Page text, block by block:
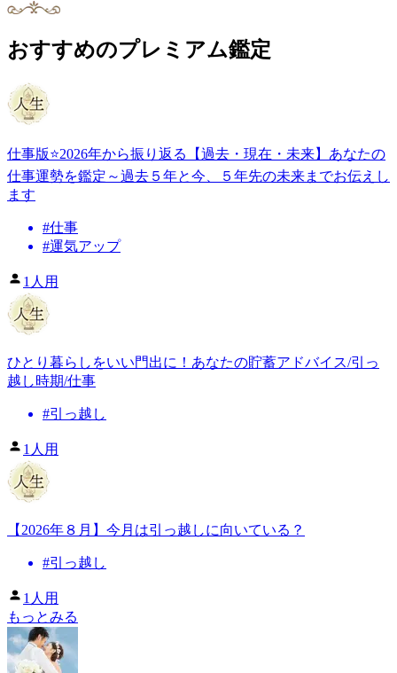
おすすめのプレミアム鑑定
仕事版⭐️2026年から振り返る【過去・現在・未来】あなたの
仕事運勢を鑑定～過去５年と今、５年先の未来までお伝えし
ます
#仕事
#運気アップ
1人用
ひとり暮らしをいい門出に！あなたの貯蓄アドバイス/引っ
越し時期/仕事
#引っ越し
1人用
【2026年８月】今月は引っ越しに向いている？
#引っ越し
1人用
もっとみる